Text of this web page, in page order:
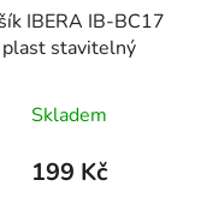
IBERA IB-BC17
plast stavitelný
Skladem
199 Kč